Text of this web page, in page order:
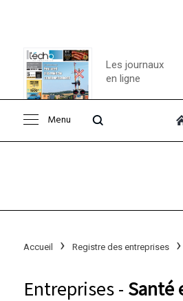
Consulter le
Les journaux
en ligne
Menu
Accueil Registre des entreprises
Entreprises - Santé